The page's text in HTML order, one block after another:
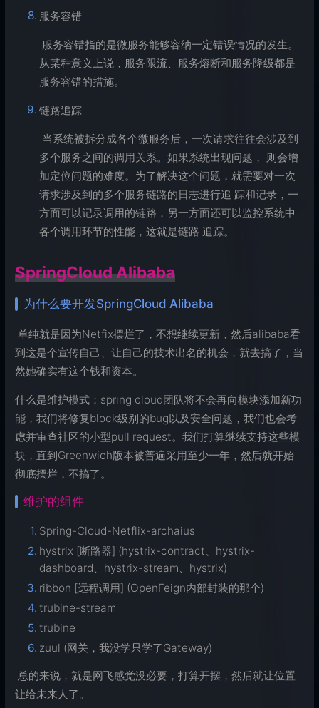
服务容错
​ 服务容错指的是微服务能够容纳一定错误情况的发生。
从某种意义上说，服务限流、服务熔断和服务降级都是
服务容错的措施。
链路追踪
​ 当系统被拆分成各个微服务后，一次请求往往会涉及到
多个服务之间的调用关系。如果系统出现问题， 则会增
加定位问题的难度。为了解决这个问题，就需要对一次
请求涉及到的多个服务链路的日志进行追 踪和记录，一
方面可以记录调用的链路，另一方面还可以监控系统中
各个调用环节的性能，这就是链路 追踪。
SpringCloud Alibaba
为什么要开发SpringCloud Alibaba
​ 单纯就是因为Netfix摆烂了，不想继续更新，然后alibaba看
到这是个宣传自己、让自己的技术出名的机会，就去搞了，当
然她确实有这个钱和资本。
什么是维护模式：spring cloud团队将不会再向模块添加新功
能，我们将修复block级别的bug以及安全问题，我们也会考
虑并审查社区的小型pull request。我们打算继续支持这些模
块，直到Greenwich版本被普遍采用至少一年，然后就开始
彻底摆烂，不搞了。
维护的组件
Spring-Cloud-Netflix-archaius
hystrix [断路器] (hystrix-contract、hystrix-
dashboard、hystrix-stream、hystrix)
ribbon [远程调用] (OpenFeign内部封装的那个)
trubine-stream
trubine
zuul (网关，我没学只学了Gateway)
​ 总的来说，就是网飞感觉没必要，打算开摆，然后就让位置
让给未来人了。